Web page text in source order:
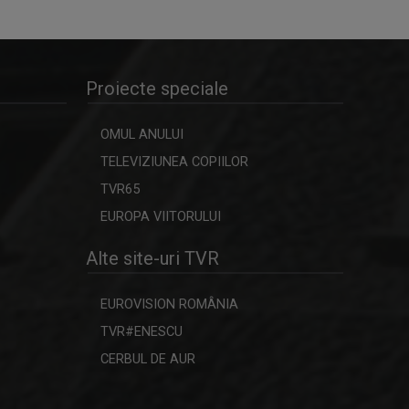
...
Spectacole, concerte, festivaluri, lansări
de ...
Dialoguri cu personalităţi din diferite
MAŞINA TIMPULUI
Un calendar al evenimentelor zilei
Proiecte speciale
OMUL ANULUI
TELEVIZIUNEA COPIILOR
TVR65
EUROPA VIITORULUI
Alte site-uri TVR
EUROVISION ROMÂNIA
TVR#ENESCU
CERBUL DE AUR